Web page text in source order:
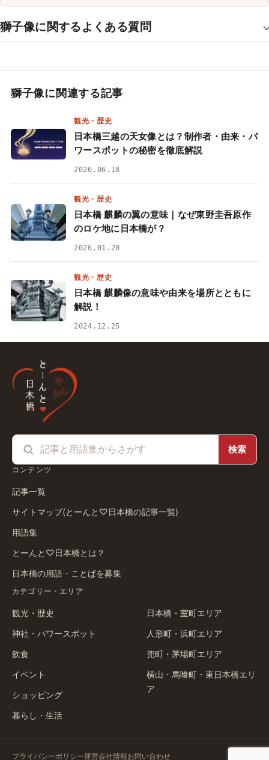
獅子像に関するよくある質問
獅子像に関連する記事
観光・歴史
日本橋三越の天女像とは？制作者・由来・パ
ワースポットの秘密を徹底解説
2026.06.18
観光・歴史
日本橋 麒麟の翼の意味｜なぜ東野圭吾原作
のロケ地に日本橋が？
2026.01.20
観光・歴史
日本橋 麒麟像の意味や由来を場所とともに
解説！
2024.12.25
検索
コンテンツ
記事一覧
サイトマップ(とーんと♡日本橋の記事一覧)
用語集
とーんと♡日本橋とは？
日本橋の用語・ことばを募集
カテゴリー・エリア
観光・歴史
神社・パワースポット
飲食
イベント
ショッピング
暮らし・生活
日本橋・室町エリア
人形町・浜町エリア
兜町・茅場町エリア
横山・馬喰町・東日本橋エリ
ア
プライバシーポリシー運営会社情報お問い合わせ